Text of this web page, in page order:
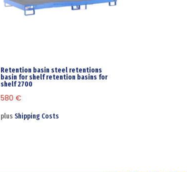
Retention basin steel retentions
basin for shelf retention basins for
shelf 2700
580€
plusShipping Costs